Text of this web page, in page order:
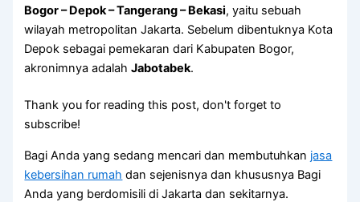
Bogor – Depok – Tangerang – Bekasi, yaitu sebuah
wilayah metropolitan Jakarta. Sebelum dibentuknya Kota
Depok sebagai pemekaran dari Kabupaten Bogor,
akronimnya adalahJabotabek.
Thank you for reading this post, don't forget to
subscribe!
Bagi Anda yang sedang mencari dan membutuhkan jasa
kebersihan rumah dan sejenisnya dan khususnya Bagi
Anda yang berdomisili di Jakarta dan sekitarnya.